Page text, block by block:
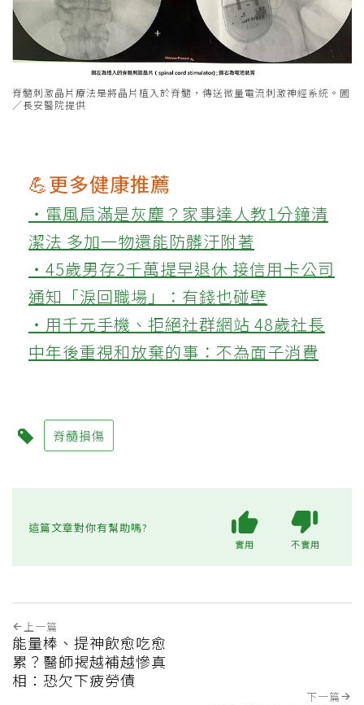
脊髓刺激晶片療法是將晶片植入於脊髓，傳送微量電流刺激神經系統。圖
／長安醫院提供
💪更多健康推薦
‧電風扇滿是灰塵？家事達人教1分鐘清
潔法 多加一物還能防髒汙附著
‧45歲男存2千萬提早退休 接信用卡公司
通知「淚回職場」：有錢也碰壁
‧用千元手機、拒絕社群網站 48歲社長
中年後重視和放棄的事：不為面子消費
脊髓損傷
這篇文章對你有幫助嗎?
實用 不實用
上一篇
能量棒、提神飲愈吃愈
累？醫師揭越補越慘真
相：恐欠下疲勞債
下一篇